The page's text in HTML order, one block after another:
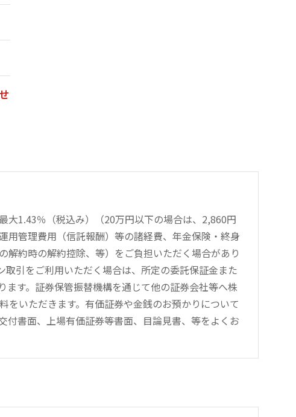
大1.43％（税込み）（20万円以下の場合は、2,860円
用管理費用（信託報酬）等の諸経費、年金保険・終身
約時の解約控除、等）をご負担いただく場合があり
引をご利用いただく場合は、所定の委託保証金また
す。証券保管振替機構を通じて他の証券会社等へ株
いただきます。有価証券や金銭のお預かりについて
書面、上場有価証券等書面、目論見書、等をよくお